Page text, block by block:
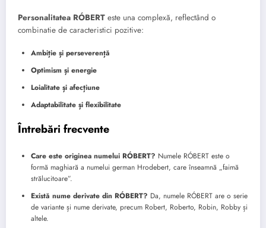
Personalitatea RÓBERT este una complexă, reflectând o
combinatie de caracteristici pozitive:
Ambiție și perseverență
Optimism și energie
Loialitate și afecțiune
Adaptabilitate și flexibilitate
Întrebări frecvente
Care este originea numelui RÓBERT? Numele RÓBERT este o
formă maghiară a numelui german Hrodebert, care înseamnă „faimă
strălucitoare”.
Există nume derivate din RÓBERT? Da, numele RÓBERT are o serie
de variante și nume derivate, precum Robert, Roberto, Robin, Robby și
altele.